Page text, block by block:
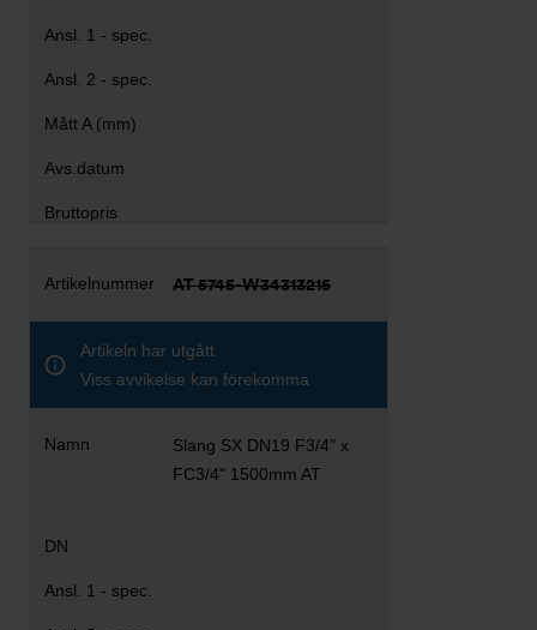
AT 5745-W34313215
Artikeln har utgått
Viss avvikelse kan förekomma
Slang SX DN19 F3/4" x
FC3/4" 1500mm AT